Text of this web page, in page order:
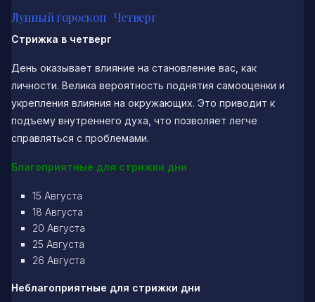
Лунный гороскоп Четверг
Стрижка в четверг
День оказывает влияние на становление вас, как
личности. Велика вероятность поднятия самооценки и
укрепления влияния на окружающих. Это приводит к
подъему внутреннего духа, что позволяет легче
справляться с проблемами.
Благоприятные для стрижки дни
15 Августа
18 Августа
20 Августа
25 Августа
26 Августа
Неблагоприятные для стрижки дни